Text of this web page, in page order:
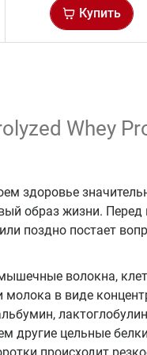
Купить
Whey
здоровье
образ жизни. Перед
поздно постает
волокна,
в виде
другие цельные
происходит